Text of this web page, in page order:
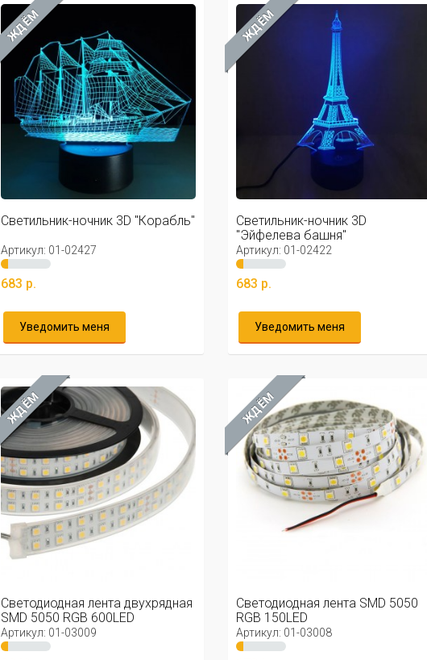
ЖДЁМ
Светильник-ночник 3D "Корабль"
Артикул: 01-02427
683 р.
Уведомить меня
ЖДЁМ
Светильник-ночник 3D
"Эйфелева башня"
Артикул: 01-02422
683 р.
Уведомить меня
ЖДЁМ
Светодиодная лента двухрядная
SMD 5050 RGB 600LED
Артикул: 01-03009
ЖДЁМ
Светодиодная лента SMD 5050
RGB 150LED
Артикул: 01-03008